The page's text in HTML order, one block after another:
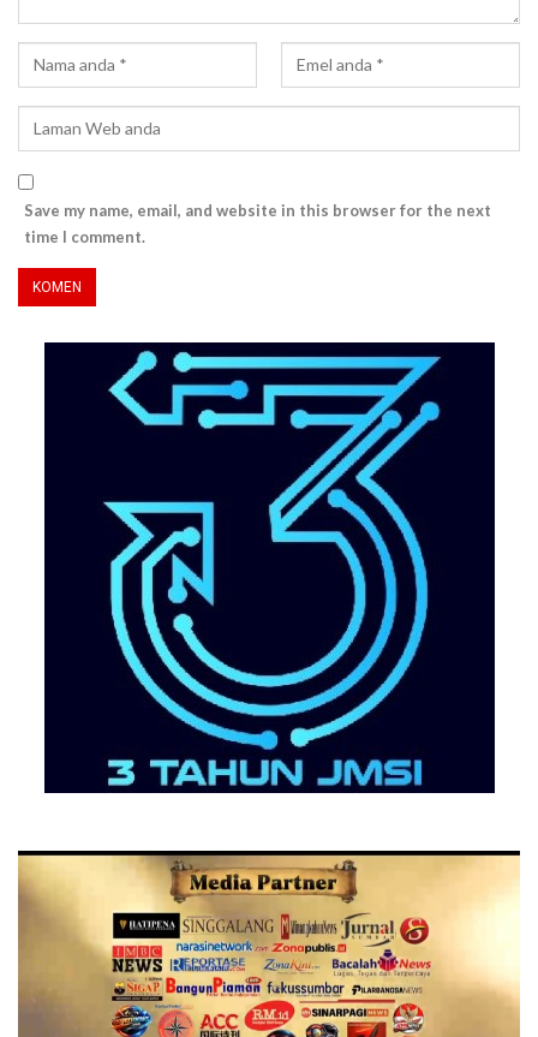
Save my name, email, and website in this browser for the next
time I comment.